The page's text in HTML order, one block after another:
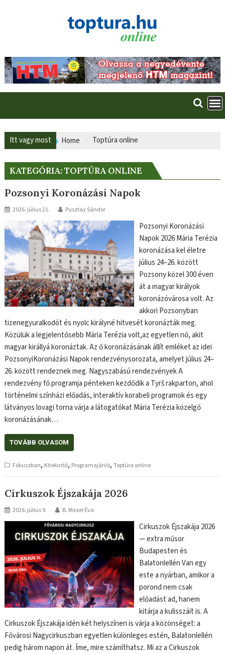
Itt vagy most Home Toptúra online
KATEGÓRIA:TOPTÚRA ONLINE
Pozsonyi Koronázási Napok
2026. július 21. Pusztay Sándor
Pozsonyi Koronázási
Napok 2026 Mária Terézia
koronázása kel életre
július 24–26. között
Pozsony közel 300 éven
át a magyar királyok
koronázóvárosa volt. Az
akkori Pozsonyban
tizenegyuralkodót és nyolc királyné hitvesét koronázták meg.
Közülük a legjelentősebb Mária Terézia volt,az egyetlen nő, akit
magyar királlyá koronáztak. Az ő koronázásának állít emléket az idei
PozsonyiKoronázási Napok rendezvénysorozata, amelyet július 24–
26. között rendeznek meg. Nagyszabású rendezvények A
rendezvény fő programja pénteken kezdődik a Tyrš rakparton, ahol
történelmi színházi előadás, interaktív korabeli programok és egy
látványos lovagi torna várja a látogatókat Mária Terézia közelgő
koronázásának…
TOVÁBB OLVASOM
Fókuszban, Kitekintő, Programajánló,Toptúra online
Cirkuszok Éjszakája 2026
2026. július 9. B. Mezei Éva
Cirkuszok Éjszakája 2026
— extra műsor
Budapesten és
Balatonlellén Van egy
este a nyárban, amikor a
porond nem csak
előadást ad, hanem
kitárja a kulisszáit is. A
Cirkuszok Éjszakája idén két helyszínen is várja a közönséget: a
Fővárosi Nagycirkuszban egyetlen különleges estén, Balatonlellén
pedig három napon át. Íme, mire számíthatsz. Mi az a Cirkuszok